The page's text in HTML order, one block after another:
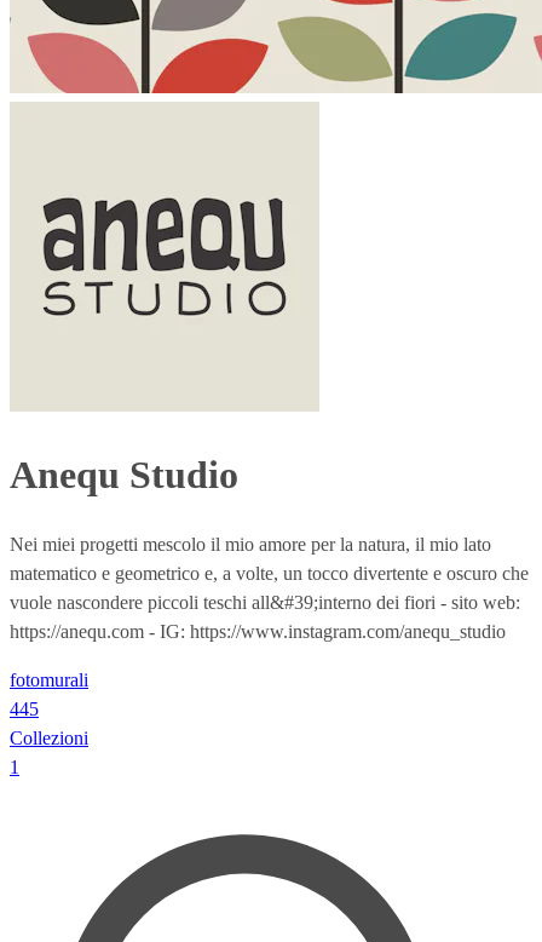
Anequ Studio
Nei miei progetti mescolo il mio amore per la natura, il mio lato
matematico e geometrico e, a volte, un tocco divertente e oscuro che
vuole nascondere piccoli teschi all&#39;interno dei fiori - sito web:
https://anequ.com - IG: https://www.instagram.com/anequ_studio
fotomurali
445
Collezioni
1